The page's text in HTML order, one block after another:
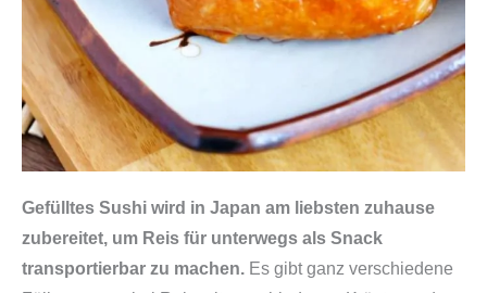
Gefülltes Sushi wird in Japan am liebsten zuhause
zubereitet, um Reis für unterwegs als Snack
transportierbar zu machen. Es gibt ganz verschiedene